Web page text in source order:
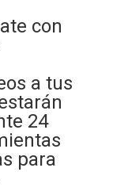
con
a tus
24
para